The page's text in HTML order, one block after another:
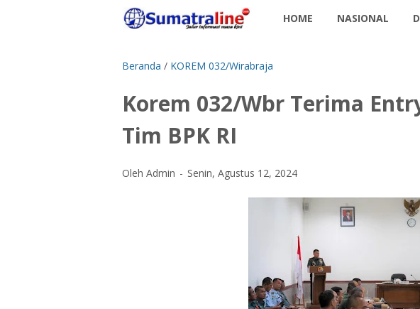
HOME NASIONAL
Beranda / KOREM 032/Wirabraja
Korem 032/Wbr Terima
Tim BPK RI
Oleh Admin Senin, Agustus 12, 2024